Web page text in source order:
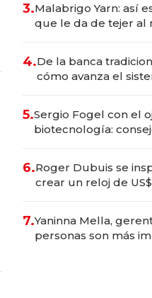
3.Malabrigo Yarn: así
que le da de tejer al
4.De la banca
cómo avanza el
5.Sergio Fogel con el
biotecnología:
6.Roger Dubuis se
crear un reloj de
7.Yaninna Mella,
personas son más